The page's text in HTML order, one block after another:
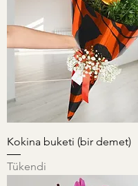
Kokina buketi (bir demet)
Tükendi